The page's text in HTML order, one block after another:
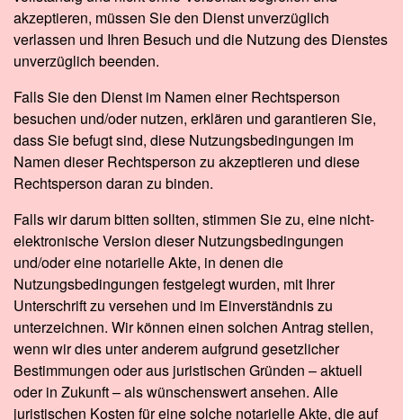
akzeptieren, müssen Sie den Dienst unverzüglich
verlassen und Ihren Besuch und die Nutzung des Dienstes
unverzüglich beenden.
Falls Sie den Dienst im Namen einer Rechtsperson
besuchen und/oder nutzen, erklären und garantieren Sie,
dass Sie befugt sind, diese Nutzungsbedingungen im
Namen dieser Rechtsperson zu akzeptieren und diese
Rechtsperson daran zu binden.
Falls wir darum bitten sollten, stimmen Sie zu, eine nicht-
elektronische Version dieser Nutzungsbedingungen
und/oder eine notarielle Akte, in denen die
Nutzungsbedingungen festgelegt wurden, mit Ihrer
Unterschrift zu versehen und im Einverständnis zu
unterzeichnen. Wir können einen solchen Antrag stellen,
wenn wir dies unter anderem aufgrund gesetzlicher
Bestimmungen oder aus juristischen Gründen – aktuell
oder in Zukunft – als wünschenswert ansehen. Alle
juristischen Kosten für eine solche notarielle Akte, die auf